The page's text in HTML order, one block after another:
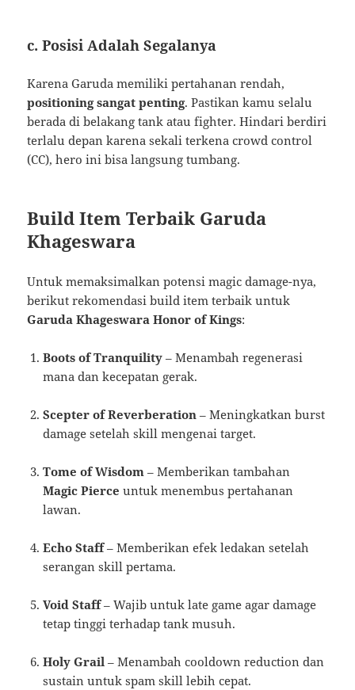
c. Posisi Adalah Segalanya
Karena Garuda memiliki pertahanan rendah,
positioning sangat penting. Pastikan kamu selalu
berada di belakang tank atau fighter. Hindari berdiri
terlalu depan karena sekali terkena crowd control
(CC), hero ini bisa langsung tumbang.
Build Item Terbaik Garuda
Khageswara
Untuk memaksimalkan potensi magic damage-nya,
berikut rekomendasi build item terbaik untuk
Garuda Khageswara Honor of Kings:
Boots of Tranquility – Menambah regenerasi
mana dan kecepatan gerak.
Scepter of Reverberation – Meningkatkan burst
damage setelah skill mengenai target.
Tome of Wisdom – Memberikan tambahan
Magic Pierce untuk menembus pertahanan
lawan.
Echo Staff– Memberikan efek ledakan setelah
serangan skill pertama.
Void Staff– Wajib untuk late game agar damage
tetap tinggi terhadap tank musuh.
Holy Grail – Menambah cooldown reduction dan
sustain untuk spam skill lebih cepat.